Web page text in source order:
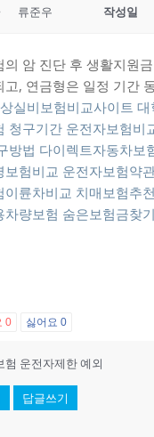
류준우 작성일
의 암 진단 후 생활지원
고, 연금형은 일정 기간
실비보험비교사이트 대
청구기간 운전자보험비
방법 다이렉트자동차보
보험비교 운전자보험약
이륜차비교 치매보험추천
차량보험 숨은보험금찾기
0 싫어요 0
험 운전자제한 예외
답글쓰기